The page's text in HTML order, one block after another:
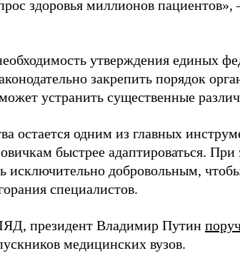
здоровья миллионов пациентов»,
утверждения единых
закрепить порядок
устранить существенные
остается одним из главных
быстрее адаптироваться. При
исключительно добровольным,
специалистов.
президент Владимир Путин
медицинских вузов.